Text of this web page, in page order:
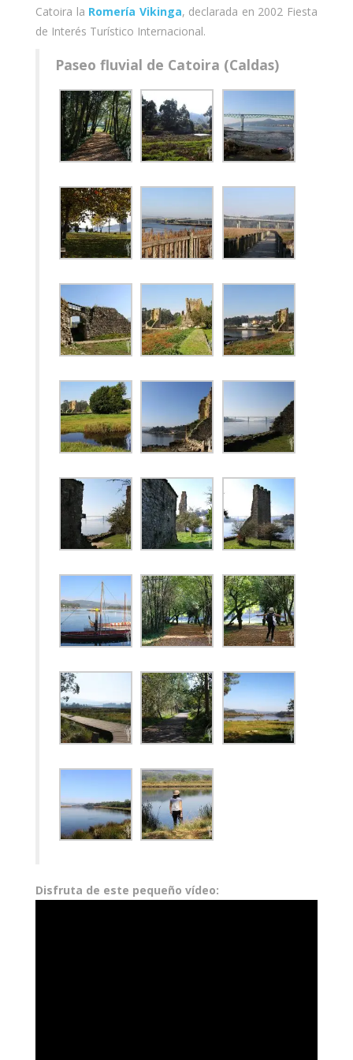
Catoira la Romería Vikinga, declarada en 2002 Fiesta
de Interés Turístico Internacional.
Paseo fluvial de Catoira (Caldas)
Disfruta de este pequeño vídeo: